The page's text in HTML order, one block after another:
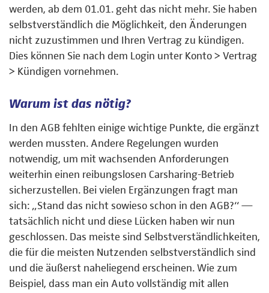
werden, ab dem 01.01. geht das nicht mehr. Sie haben
selbstverständlich die Möglichkeit, den Änderungen
nicht zuzustimmen und Ihren Vertrag zu kündigen.
Dies können Sie nach dem Login unter Konto > Vertrag
> Kündigen vornehmen.
Warum ist das nötig?
In den AGB fehlten einige wichtige Punkte, die ergänzt
werden mussten. Andere Regelungen wurden
notwendig, um mit wachsenden Anforderungen
weiterhin einen reibungslosen Carsharing-Betrieb
sicherzustellen. Bei vielen Ergänzungen fragt man
sich: „Stand das nicht sowieso schon in den AGB?“ —
tatsächlich nicht und diese Lücken haben wir nun
geschlossen. Das meiste sind Selbstverständlichkeiten,
die für die meisten Nutzenden selbstverständlich sind
und die äußerst naheliegend erscheinen. Wie zum
Beispiel, dass man ein Auto vollständig mit allen